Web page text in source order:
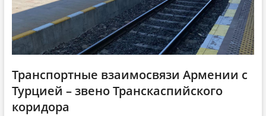
Транспортные взаимосвязи Армении с
Турцией – звено Транскаспийского
коридора